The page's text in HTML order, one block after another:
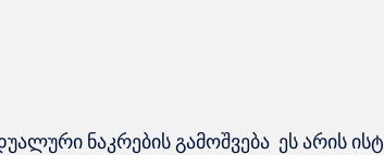
ნაკრების გამოშვება  ეს არის